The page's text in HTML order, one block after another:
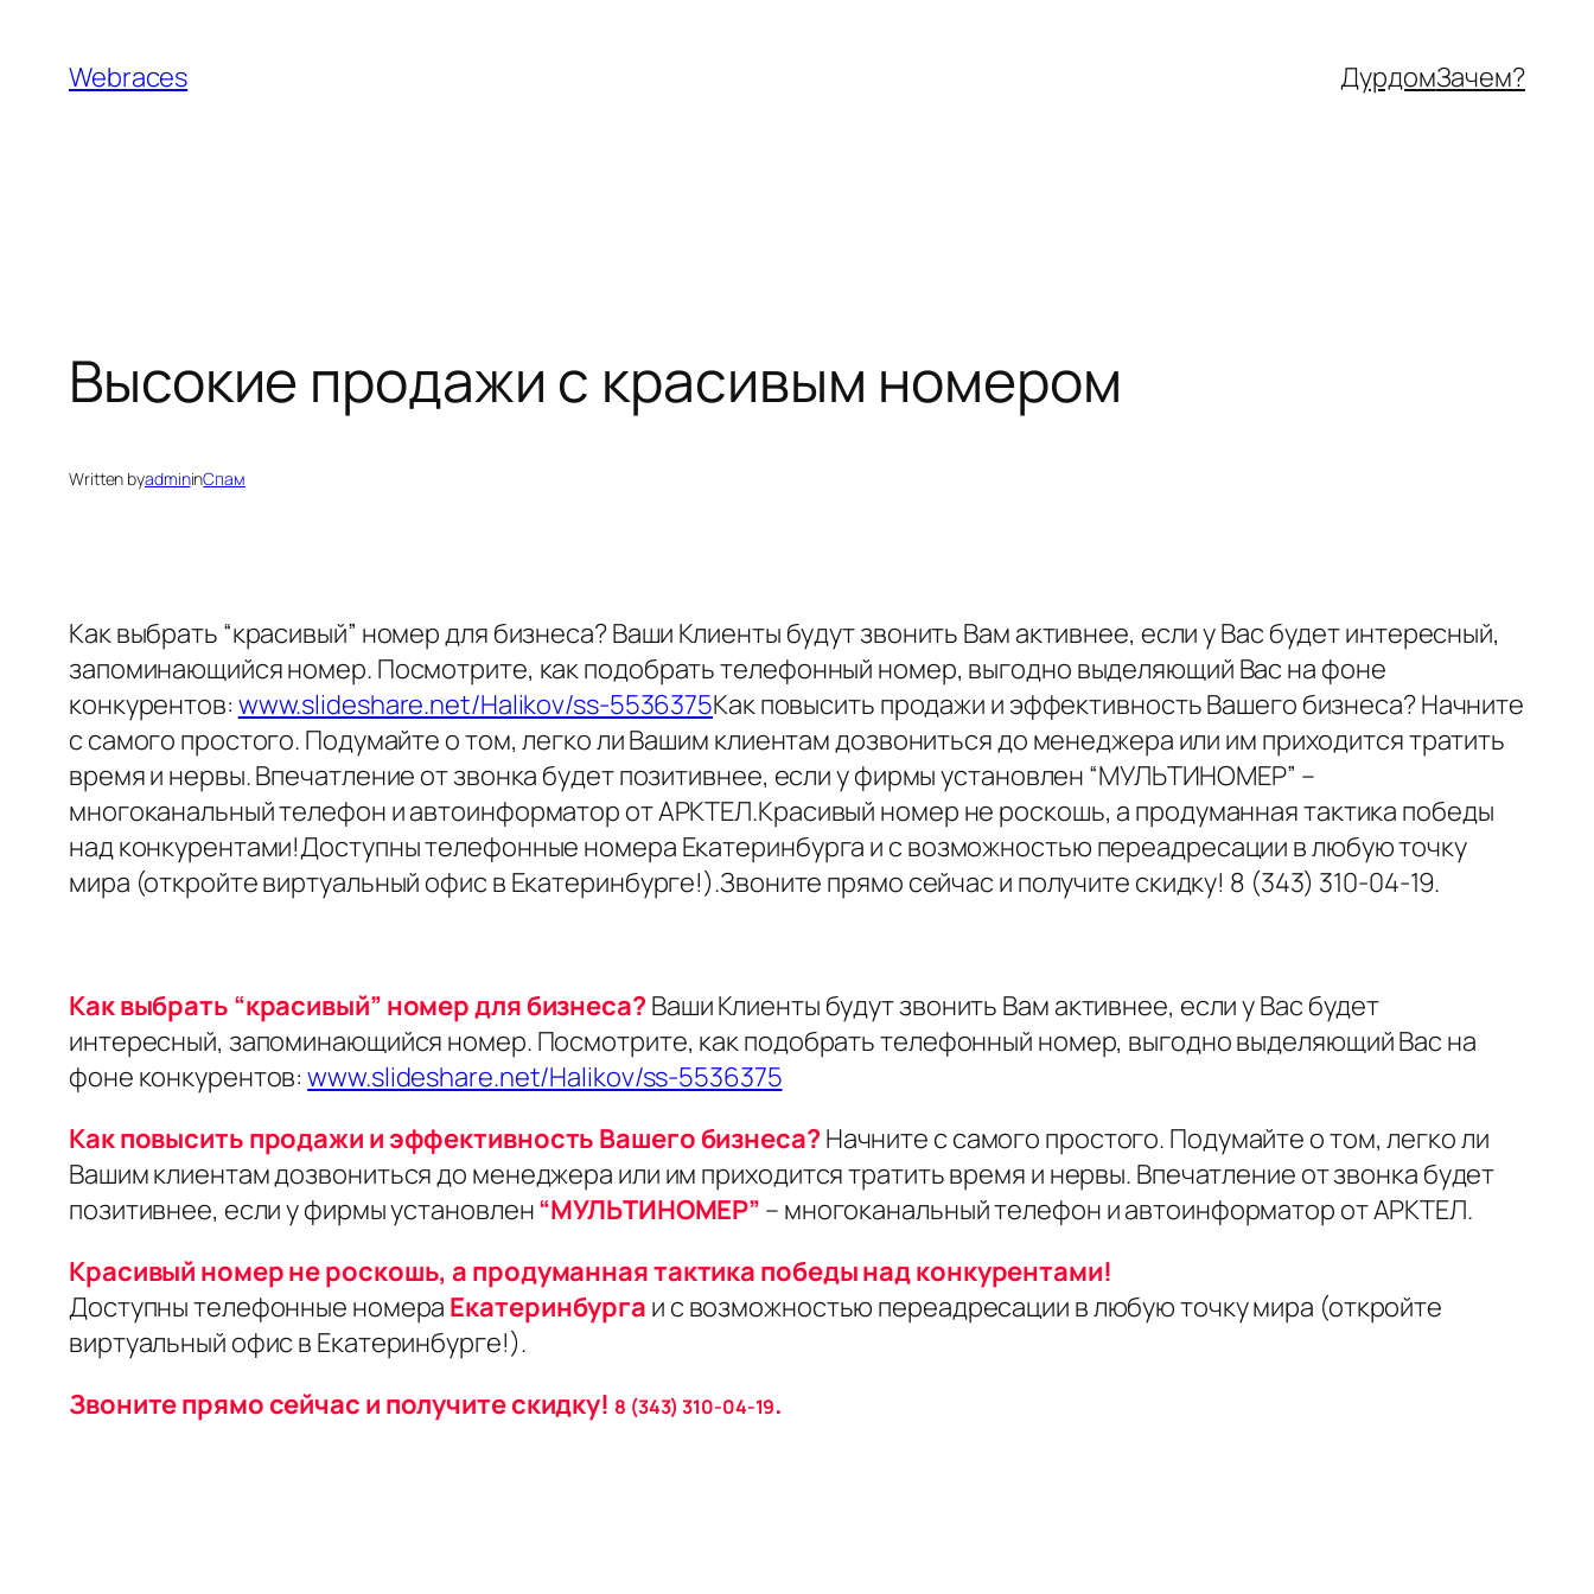
content
Webraces ДурдомЗачем?
Высокие продажи с красивым номером
Written byadmininСпам
Как выбрать “красивый” номер для бизнеса? Ваши Клиенты будут звонить Вам активнее, если у Вас будет интересный,
запоминающийся номер. Посмотрите, как подобрать телефонный номер, выгодно выделяющий Вас на фоне
конкурентов: www.slideshare.net/Halikov/ss-5536375Как повысить продажи и эффективность Вашего бизнеса? Начните
с самого простого. Подумайте о том, легко ли Вашим клиентам дозвониться до менеджера или им приходится тратить
время и нервы. Впечатление от звонка будет позитивнее, если у фирмы установлен “МУЛЬТИНОМЕР” –
многоканальный телефон и автоинформатор от АРКТЕЛ.Красивый номер не роскошь, а продуманная тактика победы
над конкурентами!Доступны телефонные номера Екатеринбурга и с возможностью переадресации в любую точку
мира (откройте виртуальный офис в Екатеринбурге!).Звоните прямо сейчас и получите скидку! 8 (343) 310-04-19.
Как выбрать “красивый” номер для бизнеса? Ваши Клиенты будут звонить Вам активнее, если у Вас будет
интересный, запоминающийся номер. Посмотрите, как подобрать телефонный номер, выгодно выделяющий Вас на
фоне конкурентов:www.slideshare.net/Halikov/ss-5536375
Как повысить продажи и эффективность Вашего бизнеса? Начните с самого простого. Подумайте о том, легко ли
Вашим клиентам дозвониться до менеджера или им приходится тратить время и нервы. Впечатление от звонка будет
позитивнее, если у фирмы установлен“МУЛЬТИНОМЕР” – многоканальный телефон и автоинформатор от АРКТЕЛ.
Красивый номер не роскошь, а продуманная тактика победы над конкурентами!
Доступны телефонные номера Екатеринбурга и с возможностью переадресации в любую точку мира (откройте
виртуальный офис в Екатеринбурге!).
Звоните прямо сейчас и получите скидку! 8 (343) 310-04-19.